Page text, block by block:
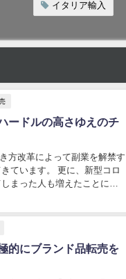
イタリア輸入
ードルの高さゆえのチ
方改革によって副業を解禁す
ています。 更に、新型コロ
まった人も増えたことによ
的にブランド品転売を